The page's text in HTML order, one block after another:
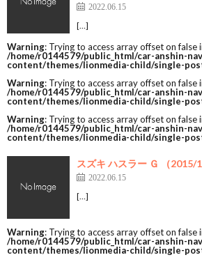
2022.06.15
[…]
Warning: Trying to access array offset on false
/home/r0144579/public_html/car-anshin-
content/themes/lionmedia-child/single-
Warning: Trying to access array offset on false
/home/r0144579/public_html/car-anshin-
content/themes/lionmedia-child/single-
Warning: Trying to access array offset on false
/home/r0144579/public_html/car-anshin-
content/themes/lionmedia-child/single-
スズキ ハスラー Ｇ （2015/
2022.06.15
[…]
Warning: Trying to access array offset on false
/home/r0144579/public_html/car-anshin-
content/themes/lionmedia-child/single-